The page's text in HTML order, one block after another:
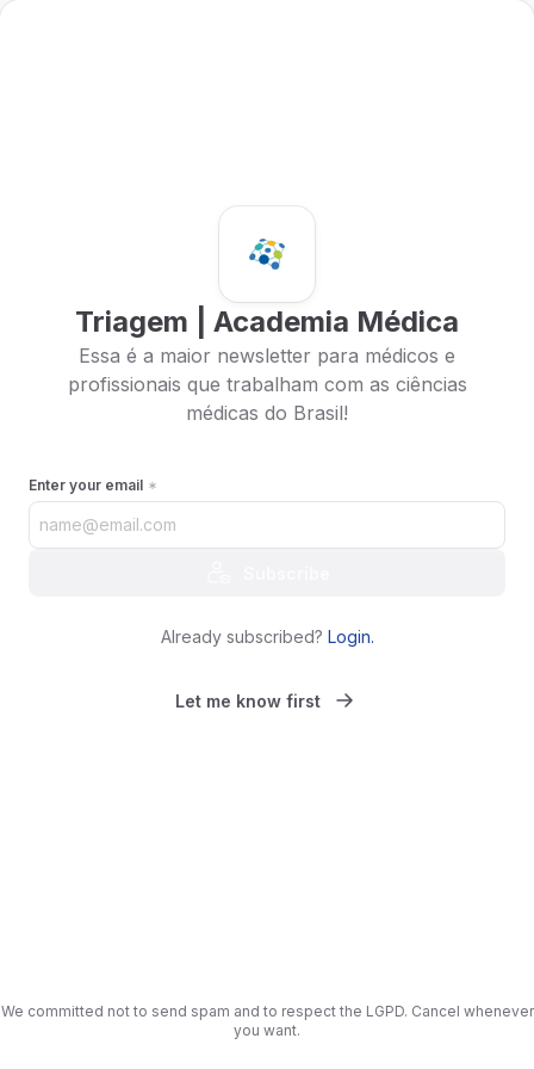
Triagem | Academia Médica
Essa é a maior newsletter para médicos e
profissionais que trabalham com as ciências
médicas do Brasil!
Enter your email
Already subscribed? Login.
Let me know first
We committed not to send spam and to respect the LGPD. Cancel whenever
you want.